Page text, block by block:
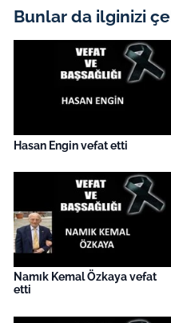
Bunlar da ilginizi
Hasan Engin vefat etti
Namık Kemal Özkaya vefat
etti
Magazin
İş Dünyası
Bilim Teknoloji
English News
Canlı Maç
Finans
Genel-A